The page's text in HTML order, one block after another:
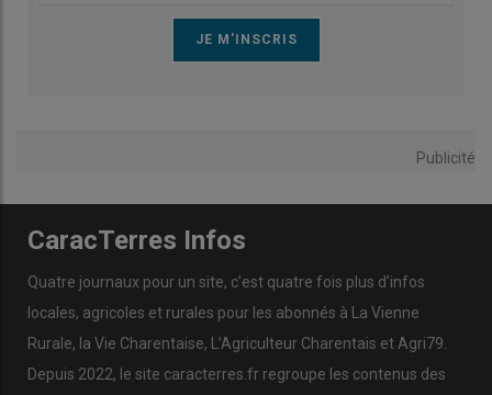
Publicité
CaracTerres Infos
Quatre journaux pour un site, c’est quatre fois plus d’infos
locales, agricoles et rurales pour les abonnés à La Vienne
Rurale, la Vie Charentaise, L’Agriculteur Charentais et Agri79.
Depuis 2022, le site caracterres.fr regroupe les contenus des